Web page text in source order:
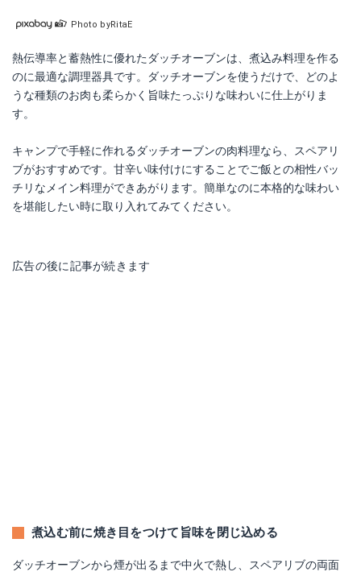
Photo byRitaE
熱伝導率と蓄熱性に優れたダッチオーブンは、煮込み料理を作る
のに最適な調理器具です。ダッチオーブンを使うだけで、どのよ
うな種類のお肉も柔らかく旨味たっぷりな味わいに仕上がりま
す。
キャンプで手軽に作れるダッチオーブンの肉料理なら、スペアリ
ブがおすすめです。甘辛い味付けにすることでご飯との相性バッ
チリなメイン料理ができあがります。簡単なのに本格的な味わい
を堪能したい時に取り入れてみてください。
広告の後に記事が続きます
煮込む前に焼き目をつけて旨味を閉じ込める
ダッチオーブンから煙が出るまで中火で熱し、スペアリブの両面